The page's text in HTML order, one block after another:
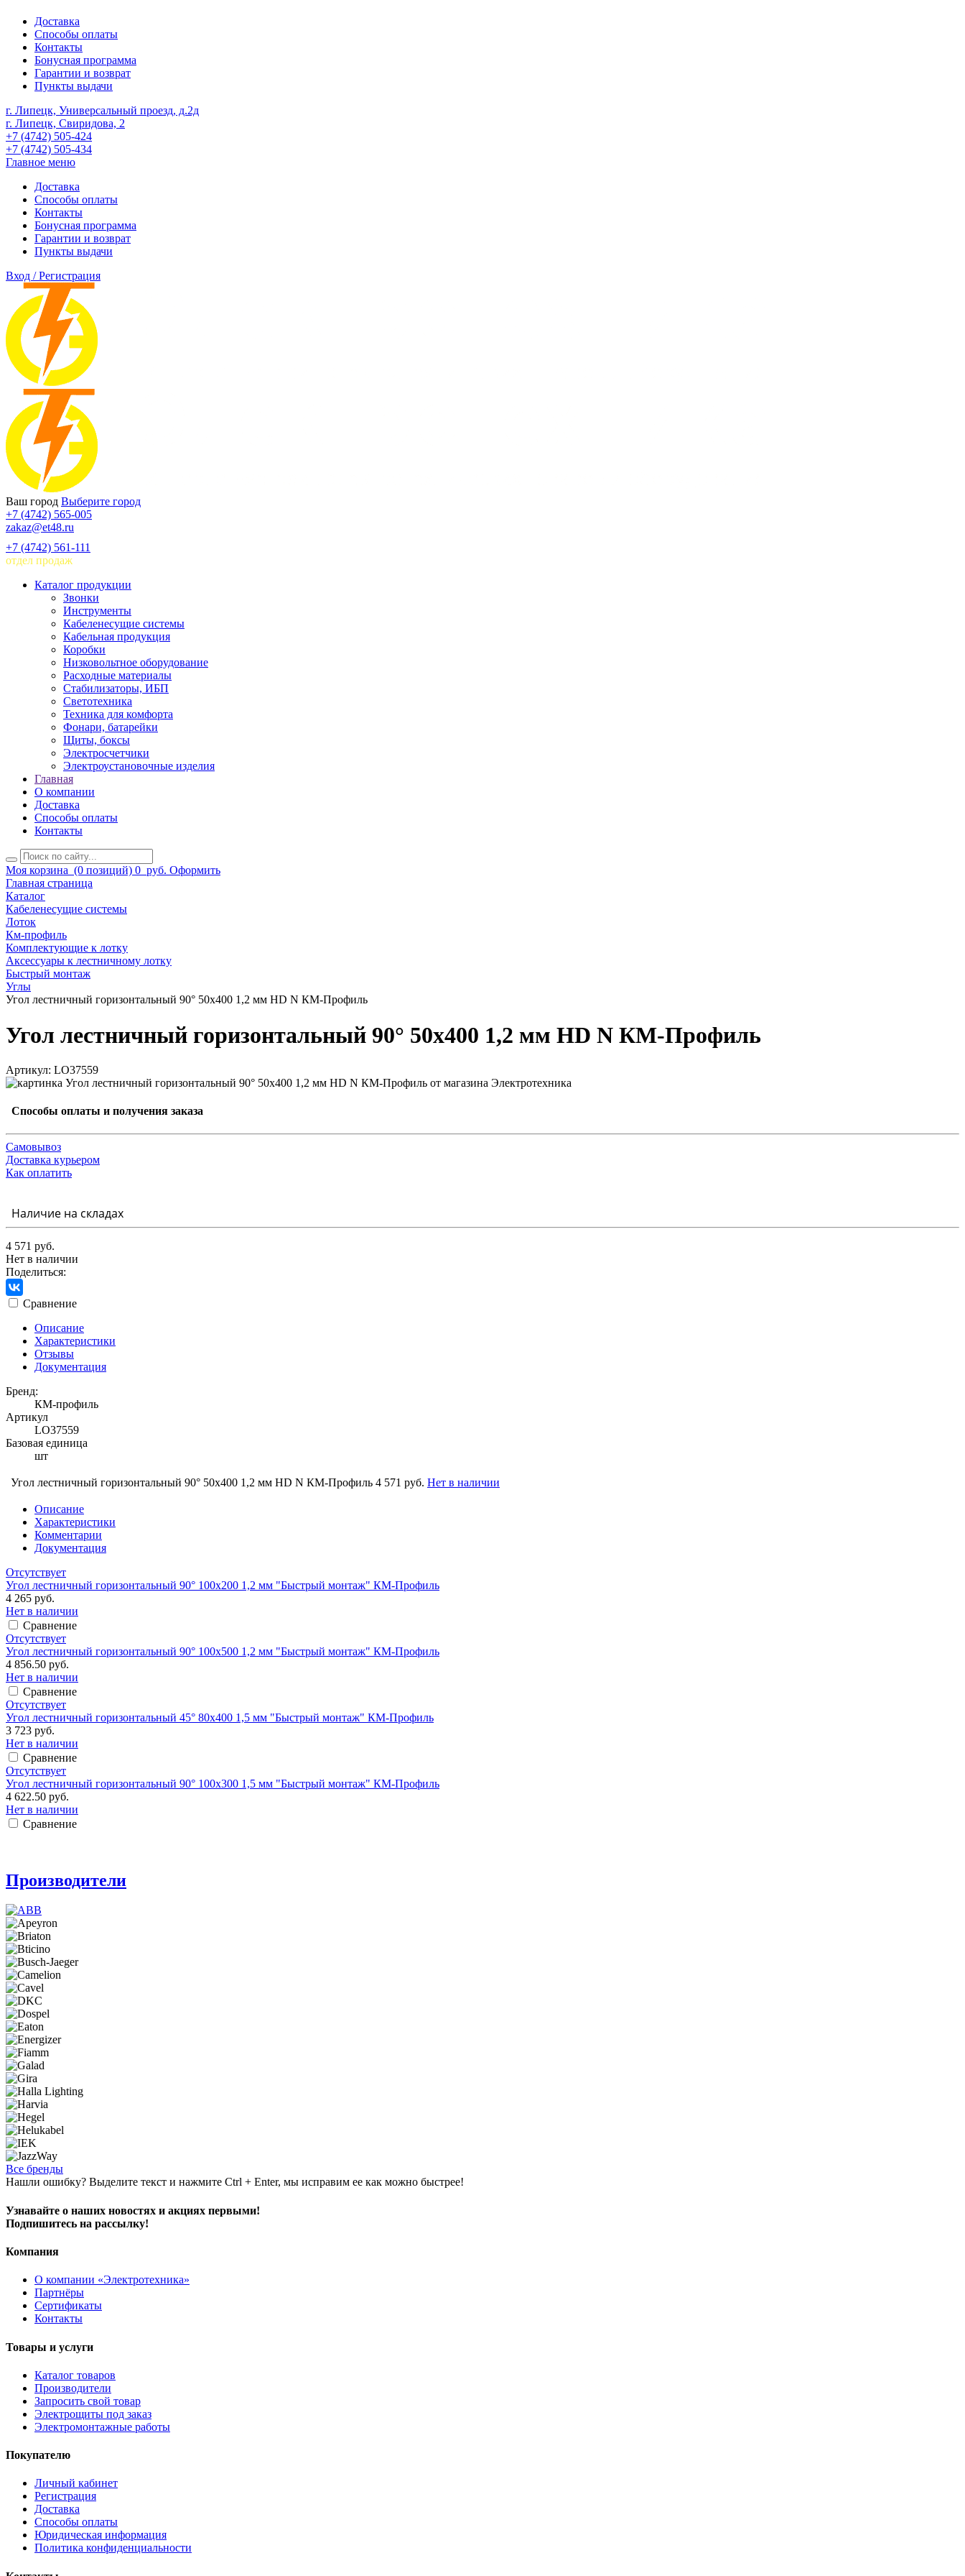
Доставка
Способы оплаты
Контакты
Бонусная программа
Гарантии и возврат
Пункты выдачи
г. Липецк, Универсальный проезд, д.2д
г. Липецк, Свиридова, 2
+7 (4742) 505-424
+7 (4742) 505-434
Главное меню
Доставка
Способы оплаты
Контакты
Бонусная программа
Гарантии и возврат
Пункты выдачи
Вход / Регистрация
Ваш город Выберите город
+7 (4742) 565-005
zakaz@et48.ru
+7 (4742) 561-111
отдел продаж
Каталог продукции
Звонки
Инструменты
Кабеленесущие системы
Кабельная продукция
Коробки
Низковольтное оборудование
Расходные материалы
Стабилизаторы, ИБП
Светотехника
Техника для комфорта
Фонари, батарейки
Щиты, боксы
Электросчетчики
Электроустановочные изделия
Главная
О компании
Доставка
Способы оплаты
Контакты
Моя корзина (0 позиций) 0 руб. Оформить
Главная страница
Каталог
Кабеленесущие системы
Лоток
Км-профиль
Комплектующие к лотку
Аксессуары к лестничному лотку
Быстрый монтаж
Углы
Угол лестничный горизонтальный 90° 50х400 1,2 мм HD N КМ-Профиль
Угол лестничный горизонтальный 90° 50х400 1,2 мм HD N КМ-Профиль
Артикул: LO37559
Способы оплаты и получения заказа
Самовывоз
Доставка курьером
Как оплатить
Наличие на складах
4 571 руб.
Нет в наличии
Поделиться:
Сравнение
Описание
Характеристики
Отзывы
Документация
Бренд:
КМ-профиль
Артикул
LO37559
Базовая единица
шт
Угол лестничный горизонтальный 90° 50х400 1,2 мм HD N КМ-Профиль 4 571 руб. Нет в наличии
Описание
Характеристики
Комментарии
Документация
Отсутствует
Угол лестничный горизонтальный 90° 100х200 1,2 мм "Быстрый монтаж" КМ-Профиль
4 265 руб.
Нет в наличии
Сравнение
Отсутствует
Угол лестничный горизонтальный 90° 100х500 1,2 мм "Быстрый монтаж" КМ-Профиль
4 856.50 руб.
Нет в наличии
Сравнение
Отсутствует
Угол лестничный горизонтальный 45° 80х400 1,5 мм "Быстрый монтаж" КМ-Профиль
3 723 руб.
Нет в наличии
Сравнение
Отсутствует
Угол лестничный горизонтальный 90° 100х300 1,5 мм "Быстрый монтаж" КМ-Профиль
4 622.50 руб.
Нет в наличии
Сравнение
Производители
Все бренды
Нашли ошибку? Выделите текст и нажмите Ctrl + Enter, мы исправим ее как можно быстрее!
Узнавайте о наших новостях и акциях первыми!
Подпишитесь на рассылку!
Компания
О компании «Электротехника»
Партнёры
Сертификаты
Контакты
Товары и услуги
Каталог товаров
Производители
Запросить свой товар
Электрощиты под заказ
Электромонтажные работы
Покупателю
Личный кабинет
Регистрация
Доставка
Способы оплаты
Юридическая информация
Политика конфиденциальности